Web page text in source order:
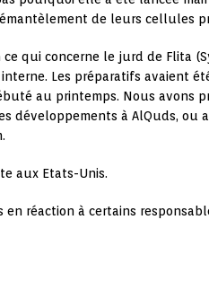
de leurs cellules
qui concerne le jurd de Flita
Les préparatifs avaient
au printemps. Nous avons
développements à AlQuds,
aux Etats-Unis.
réaction à certains